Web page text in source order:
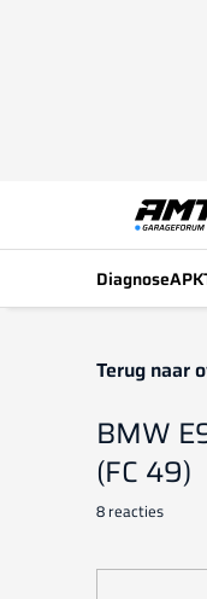
DiagnoseAPK
Terug naar
BMW
(FC 49)
8 reacties